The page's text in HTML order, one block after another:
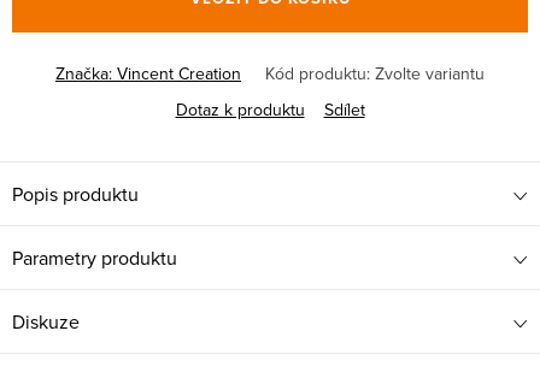
Značka: Vincent Creation Kód produktu: Zvolte variantu
Dotaz k produktu
Sdílet
Popis produktu
Parametry produktu
Diskuze